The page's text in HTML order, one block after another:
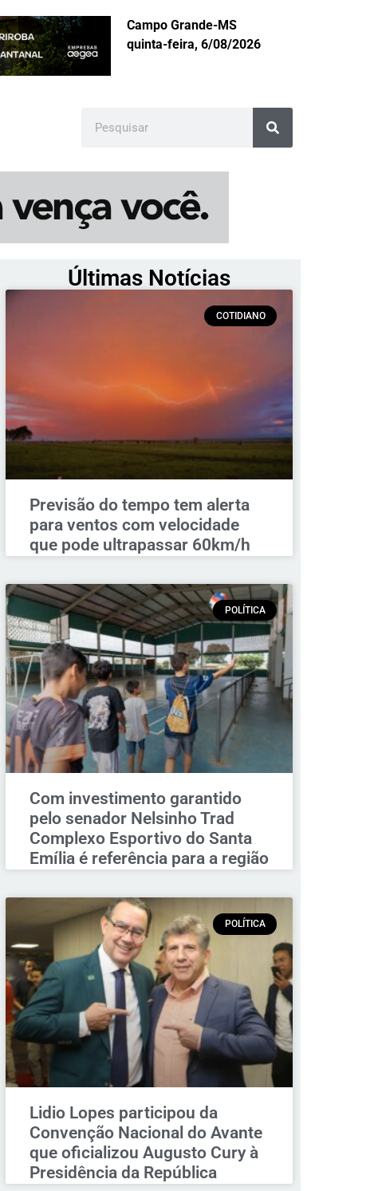
Campo Grande-MS
quinta-feira, 6/08/2026
Últimas Notícias
COTIDIANO
Previsão do tempo tem alerta
para ventos com velocidade
que pode ultrapassar 60km/h
POLÍTICA
Com investimento garantido
pelo senador Nelsinho Trad
Complexo Esportivo do Santa
Emília é referência para a região
POLÍTICA
Lidio Lopes participou da
Convenção Nacional do Avante
que oficializou Augusto Cury à
Presidência da República